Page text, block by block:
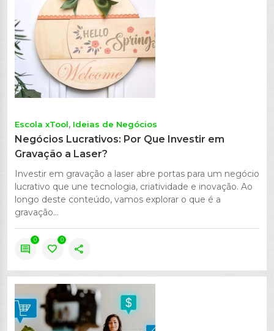
Escola xTool Ideias de Negócios
Negócios Lucrativos: Por Que Investir em
Gravação a Laser?
Investir em gravação a laser abre portas para um negócio
lucrativo que une tecnologia, criatividade e inovação. Ao
longo deste conteúdo, vamos explorar o que é a
gravação...
comment
0
favorite
0
share